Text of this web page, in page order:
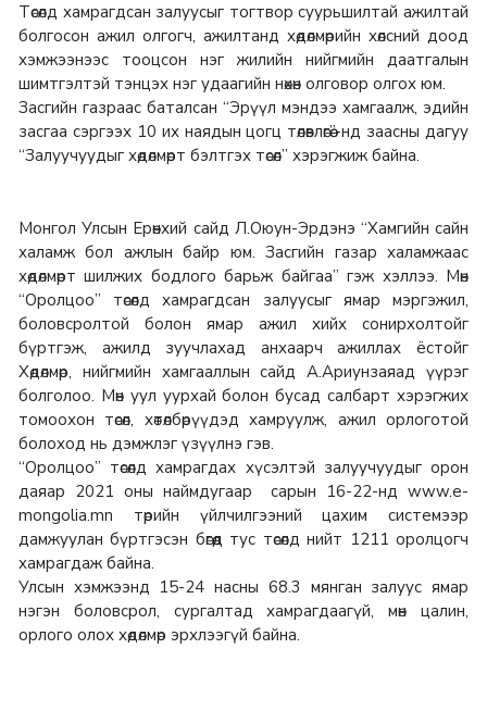
Төсөлд хамрагдсан залуусыг тогтвор суурьшилтай ажилтай
болгосон ажил олгогч, ажилтанд хөдөлмөрийн хөлсний доод
хэмжээнээс тооцсон нэг жилийн нийгмийн даатгалын
шимтгэлтэй тэнцэх нэг удаагийн нөхөн олговор олгох юм.
Засгийн газраас баталсан “Эрүүл мэндээ хамгаалж, эдийн
засгаа сэргээх 10 их наядын цогц төлөвлөгөө”-нд заасны дагуу
“Залуучуудыг хөдөлмөрт бэлтгэх төсөл” хэрэгжиж байна.
Монгол Улсын Ерөнхий сайд Л.Оюун-Эрдэнэ “Хамгийн сайн
халамж бол ажлын байр юм. Засгийн газар халамжаас
хөдөлмөрт шилжих бодлого барьж байгаа” гэж хэллээ. Мөн
“Оролцоо” төсөлд хамрагдсан залуусыг ямар мэргэжил,
боловсролтой болон ямар ажил хийх сонирхолтойг
бүртгэж, ажилд зуучлахад анхаарч ажиллах ёстойг
Хөдөлмөр, нийгмийн хамгааллын сайд А.Ариунзаяад үүрэг
болголоо. Мөн уул уурхай болон бусад салбарт хэрэгжих
томоохон төсөл, хөтөлбөрүүдэд хамруулж, ажил орлоготой
болоход нь дэмжлэг үзүүлнэ гэв.
“Оролцоо” төсөлд хамрагдах хүсэлтэй залуучуудыг орон
даяар 2021 оны наймдугаар сарын 16-22-нд www.e-
mongolia.mn төрийн үйлчилгээний цахим системээр
дамжуулан бүртгэсэн бөгөөд тус төсөлд нийт 1211 оролцогч
хамрагдаж байна.
Улсын хэмжээнд 15-24 насны 68.3 мянган залуус ямар
нэгэн боловсрол, сургалтад хамрагдаагүй, мөн цалин,
орлого олох хөдөлмөр эрхлээгүй байна.